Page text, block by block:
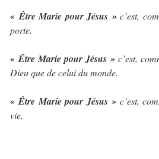
« Être Marie pour Jésus »c’est,
porte.
« Être Marie pour Jésus » c’est,
Dieu que de celui du monde.
« Être Marie pour Jésus » c’est,
vie.